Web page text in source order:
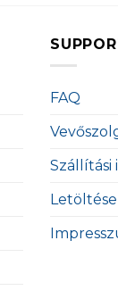
FAQ
Szállítási